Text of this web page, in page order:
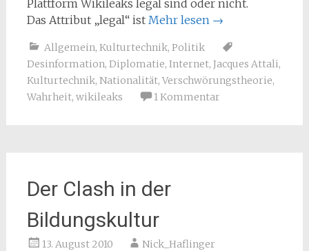
Plattform Wikileaks legal sind oder nicht.
Das Attribut „legal“ ist Mehr lesen →
Allgemein, Kulturtechnik, Politik
Desinformation, Diplomatie, Internet, Jacques Attali,
Kulturtechnik, Nationalität, Verschwörungstheorie,
Wahrheit, wikileaks 1 Kommentar
Der Clash in der
Bildungskultur
13. August 2010 Nick_Haflinger